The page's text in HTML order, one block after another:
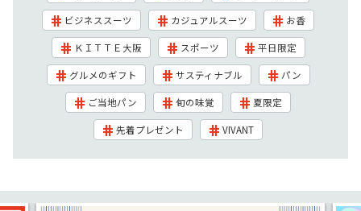
ビジネススーツ カジュアルスーツ お香
ＫＩＴＴＥ大阪 スポーツ 平日限定
グルメのギフト サスティナブル パン
ご当地パン 旬の味覚 夏限定
先着プレゼント VIVANT